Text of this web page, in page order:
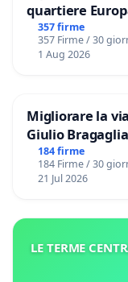
quartiere
357 firme
357 Firme / 30
1 Aug 2026
Migliorare la
Giulio
ROMA
184 firme
184 Firme / 30
21 Jul 2026
LE TERME